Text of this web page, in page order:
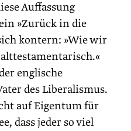
Auffassung
»Zurück in die
kontern: »Wie wir
englische
des Liberalismus.
auf Eigentum für
dass jeder so viel